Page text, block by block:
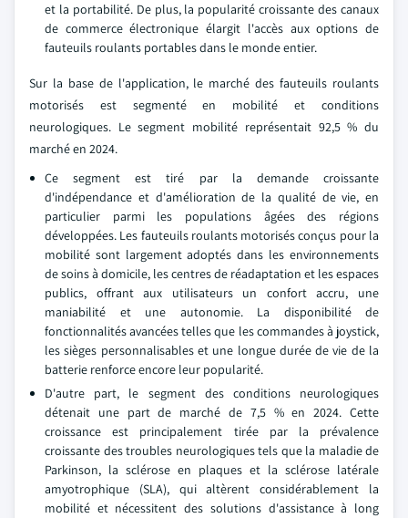
et la portabilité. De plus, la popularité croissante des canaux
de commerce électronique élargit l'accès aux options de
fauteuils roulants portables dans le monde entier.
Sur la base de l'application, le marché des fauteuils roulants
motorisés est segmenté en mobilité et conditions
neurologiques. Le segment mobilité représentait 92,5 % du
marché en 2024.
Ce segment est tiré par la demande croissante
d'indépendance et d'amélioration de la qualité de vie, en
particulier parmi les populations âgées des régions
développées. Les fauteuils roulants motorisés conçus pour la
mobilité sont largement adoptés dans les environnements
de soins à domicile, les centres de réadaptation et les espaces
publics, offrant aux utilisateurs un confort accru, une
maniabilité et une autonomie. La disponibilité de
fonctionnalités avancées telles que les commandes à joystick,
les sièges personnalisables et une longue durée de vie de la
batterie renforce encore leur popularité.
D'autre part, le segment des conditions neurologiques
détenait une part de marché de 7,5 % en 2024. Cette
croissance est principalement tirée par la prévalence
croissante des troubles neurologiques tels que la maladie de
Parkinson, la sclérose en plaques et la sclérose latérale
amyotrophique (SLA), qui altèrent considérablement la
mobilité et nécessitent des solutions d'assistance à long